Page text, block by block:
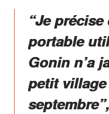
“Je
portable
Gonin n’a
petit village